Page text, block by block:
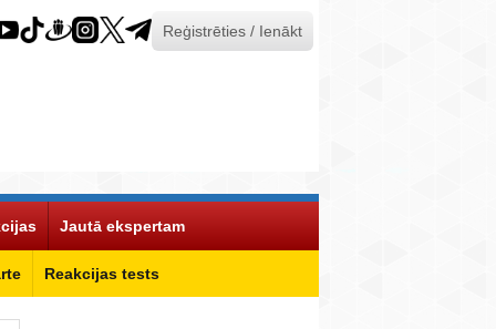
Reģistrēties / Ienākt
Reakcijas tests
Jautā ekspertam